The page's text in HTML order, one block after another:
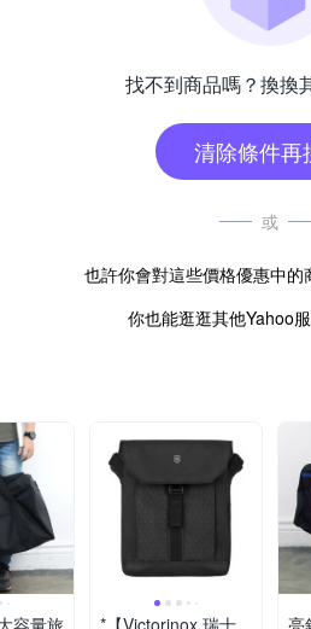
找不到商品嗎？換換
清除條件再
或
也許你會對這些價格優惠中的
你也能逛逛其他Yahoo